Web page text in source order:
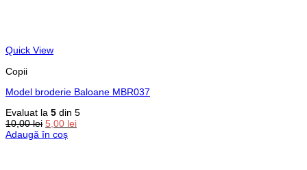
Quick View
Copii
Model broderie Baloane MBR037
Evaluat la 5 din 5
10,00lei Prețul
inițial
5,00 leiPrețul
Adaugă în coș